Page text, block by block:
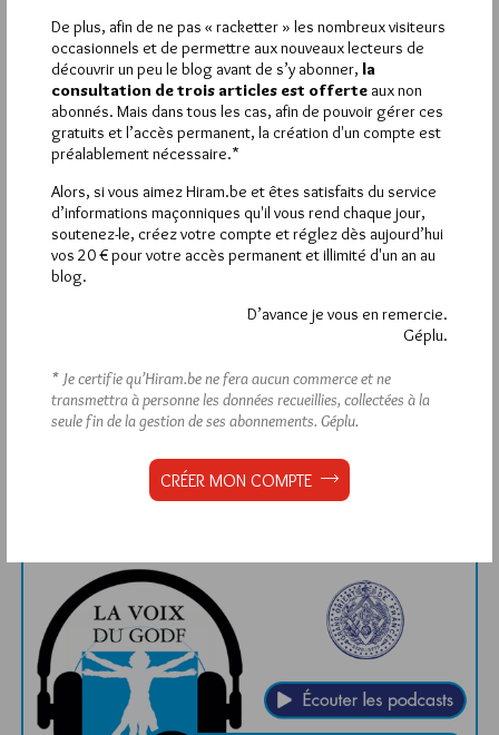
Déjà inscrit(e) ?Connectez-vous
Hier samedi 8 août 2026, Hiram.be a reçu 1 864 visites
et3 133 pagesont été lues (Source : Pirsch.io)
Quels sont les articles les plus lus du blog ?
Abonnement aux Newsletters - RSS
De plus, afin de ne pas « racketter » les nombreux visiteurs
occasionnels et de permettre aux nouveaux lecteurs de
découvrir un peu le blog avant de s’y abonner, la
consultation de trois articles est offerte aux non
abonnés. Mais dans tous les cas, afin de pouvoir gérer ces
gratuits et l’accès permanent, la création d'un compte est
préalablement nécessaire.*
Alors, si vous aimez Hiram.be et êtes satisfaits du service
d’informations maçonniques qu'il vous rend chaque jour,
soutenez-le, créez votre compte et réglez dès aujourd’hui
vos 20 € pour votre accès permanent et illimité d'un an au
blog.
D’avance je vous en remercie.
Géplu.
* Je certifie qu’Hiram.be ne fera aucun commerce et ne
transmettra à personne les données recueillies, collectées à la
seule fin de la gestion de ses abonnements. Géplu.
CRÉER MON COMPTE